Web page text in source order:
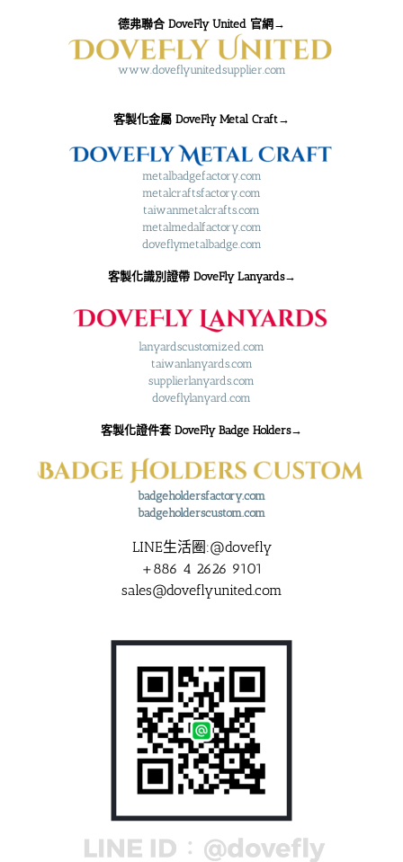
德弗聯合 DoveFly United 官網→
www.doveflyunitedsupplier.com
客製化金屬 DoveFly Metal Craft→
metalbadgefactory.com
metalcraftsfactory.com
taiwanmetalcrafts.com
metalmedalfactory.com
doveflymetalbadge.com
客製化識別證帶 DoveFly Lanyards→
lanyardscustomized.com
taiwanlanyards.com
supplierlanyards.com
doveflylanyard.com
客製化證件套 DoveFly Badge Holders→
badgeholdersfactory.com
badgeholderscustom.com
LINE生活圈:@dovefly
+886 4 2626 9101
sales@doveflyunited.com